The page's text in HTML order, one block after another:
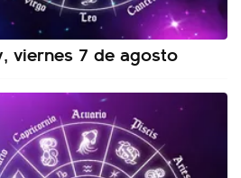
viernes 7 de agosto